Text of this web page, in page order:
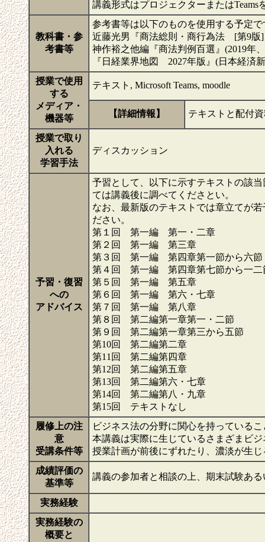
講義形式はプロジェクターまたは
教科書・参
考書等
参考書等は以下のものを使用する予定
近藤光男『商法総則・商行為法 [第9版]
神作裕之他編『商法判例百選』(2019年
『日経業界地図 2027年版』(日本経済
授業で使用
する
メディア・
機器等
テキスト, Microsoft Teams, moodle
【詳細情報】 テキストと配付
授業で取り
入れる
学習手法
ディスカッション
予習・復習
への
アドバイス
予習として、以下に示すテキストの該
ては講義後に調べてくださとい。
なお、最新版のテキストでは章立てが
ださい。
第１回 第一編 第一・二章
第２回 第一編 第三章
第３回 第一編 第四章第一節から六節
第４回 第一編 第四章第七節から一二
第５回 第一編 第五章
第６回 第一編 第六・七章
第７回 第一編 第八章
第８回 第二編第一章第一・二節
第９回 第二編第一章第三から五節
第10回 第二編第二章
第11回 第二編第四章
第12回 第二編第五章
第13回 第二編第六・七章
第14回 第二編第八・九章
第15回 テキストなし
履修上の注
意
受講条件等
ビジネス法の分野に関心を持っている
本講義は実際に生じているさまざまビ
授業計画が前後にずれたり、濃淡が生
成績評価の
基準等
講義の参加者と相談の上、期末試験あ
実務経験
実務経験の
概要と